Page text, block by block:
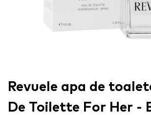
Revuele apa de
De Toilette For Her -